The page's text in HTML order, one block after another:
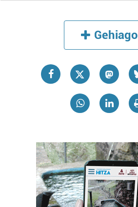
Gehiago